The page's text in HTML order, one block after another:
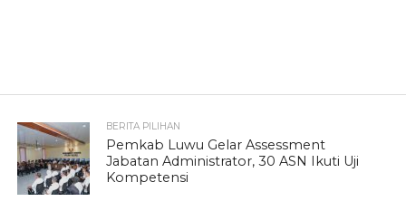
BERITA PILIHAN
Pemkab Luwu Gelar Assessment
Jabatan Administrator, 30 ASN Ikuti Uji
Kompetensi